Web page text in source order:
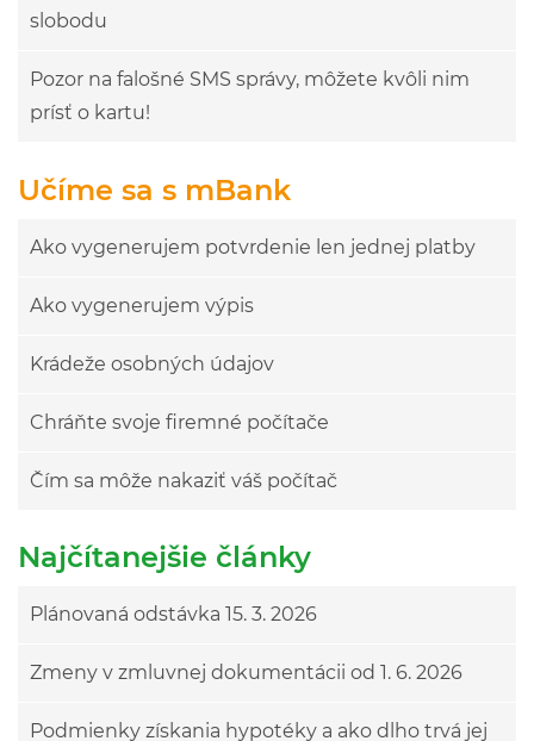
slobodu
Pozor na falošné SMS správy, môžete kvôli nim
prísť o kartu!
Učíme sa s mBank
Ako vygenerujem potvrdenie len jednej platby
Ako vygenerujem výpis
Krádeže osobných údajov
Chráňte svoje firemné počítače
Čím sa môže nakaziť váš počítač
Najčítanejšie články
Plánovaná odstávka 15. 3. 2026
Zmeny v zmluvnej dokumentácii od 1. 6. 2026
Podmienky získania hypotéky a ako dlho trvá jej